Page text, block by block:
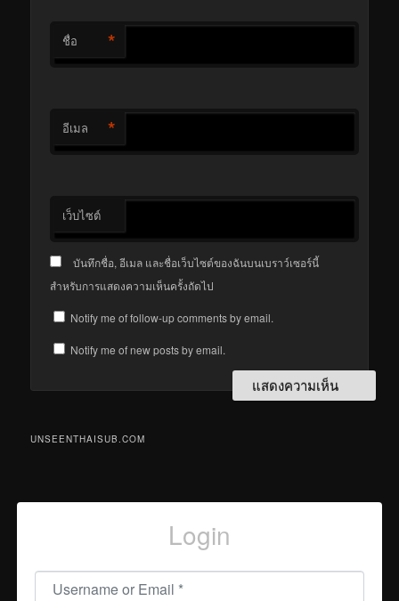
ชื่อ *
อีเมล *
เว็บไซต์
บันทึกชื่อ, อีเมล และชื่อเว็บไซต์ของฉันบนเบราว์เซอร์นี้
สำหรับการแสดงความเห็นครั้งถัดไป
Notify me of follow-up comments by email.
Notify me of new posts by email.
UNSEENTHAISUB.COM
Login
Username or Email